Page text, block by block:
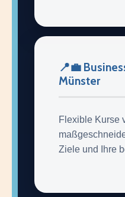
📍💼
Münster
Flexible Kurse
Ziele und Ihre